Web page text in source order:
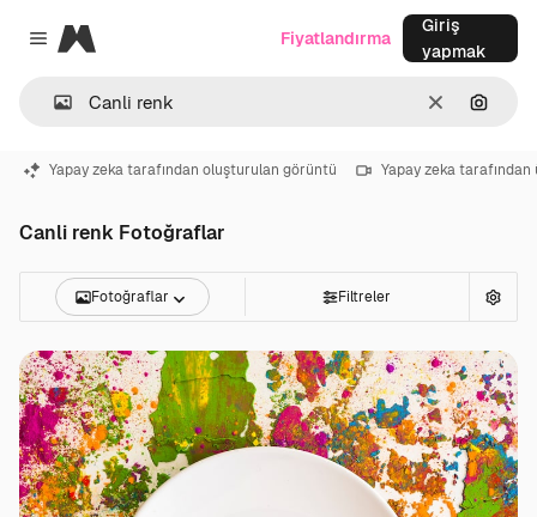
Close menu
Magnific
Temizlemek
Fiyatlandırma
Giriş
yapmak
Yapay zeka tarafından oluşturulan görüntü Yapay zeka
Canli renk Fotoğraflar
Fotoğraflar Filtreler